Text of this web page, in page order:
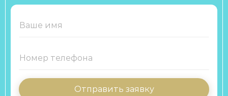
Отправить заявку